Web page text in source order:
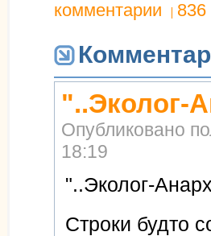
комментарии
836
"..Эколог-
Опубликовано
18:19
"..Эколог-
Строки будто